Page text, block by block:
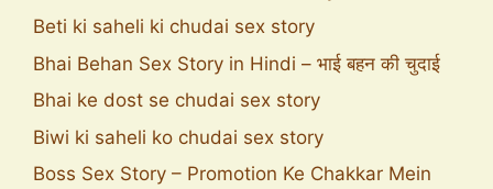
Beti ki saheli ki chudai sex story
Bhai Behan Sex Story in Hindi – भाई बहन की चुदाई
Bhai ke dost se chudai sex story
Biwi ki saheli ko chudai sex story
Boss Sex Story – Promotion Ke Chakkar Mein